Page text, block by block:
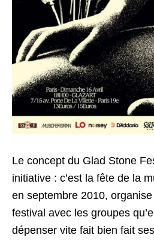
Le concept du Glad Stone
initiative : c’est la fête de la
en septembre 2010,
festival avec les groupes
dépenser vite fait bien fait